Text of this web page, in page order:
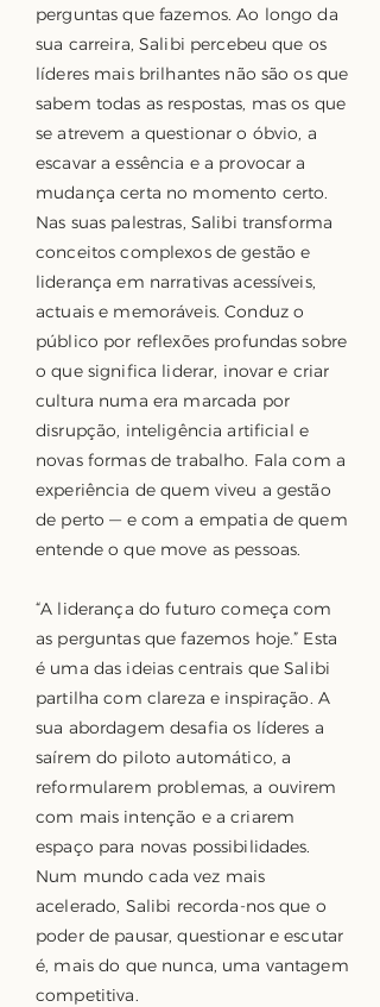
perguntas que fazemos. Ao longo da
sua carreira, Salibi percebeu que os
líderes mais brilhantes não são os que
sabem todas as respostas, mas os que
se atrevem a questionar o óbvio, a
escavar a essência e a provocar a
mudança certa no momento certo.
Nas suas palestras, Salibi transforma
conceitos complexos de gestão e
liderança em narrativas acessíveis,
actuais e memoráveis. Conduz o
público por reflexões profundas sobre
o que significa liderar, inovar e criar
cultura numa era marcada por
disrupção, inteligência artificial e
novas formas de trabalho. Fala com a
experiência de quem viveu a gestão
de perto — e com a empatia de quem
entende o que move as pessoas.
“A liderança do futuro começa com
as perguntas que fazemos hoje.” Esta
é uma das ideias centrais que Salibi
partilha com clareza e inspiração. A
sua abordagem desafia os líderes a
saírem do piloto automático, a
reformularem problemas, a ouvirem
com mais intenção e a criarem
espaço para novas possibilidades.
Num mundo cada vez mais
acelerado, Salibi recorda-nos que o
poder de pausar, questionar e escutar
é, mais do que nunca, uma vantagem
competitiva.